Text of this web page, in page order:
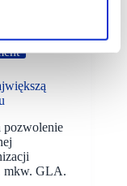
pozwolenie
mkw. GLA.